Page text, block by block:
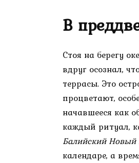
В
Стоя на берегу
вдруг осознал,
террасы. Это
процветают,
начавшееся как
каждый ритуал,
Балийский Новый
календаре, а